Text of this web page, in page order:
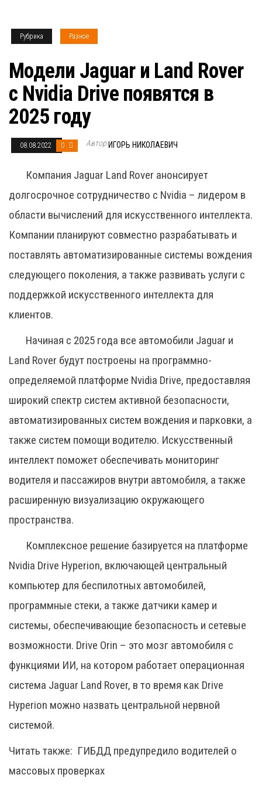
Рубрика Разное
Модели Jaguar и Land Rover
с Nvidia Drive появятся в
2025 году
08.08.2022 0 Автор ИГОРЬ НИКОЛАЕВИЧ
Компания Jaguar Land Rover анонсирует
долгосрочное сотрудничество с Nvidia – лидером в
области вычислений для искусственного интеллекта.
Компании планируют совместно разрабатывать и
поставлять автоматизированные системы вождения
следующего поколения, а также развивать услуги с
поддержкой искусственного интеллекта для
клиентов.
Начиная с 2025 года все автомобили Jaguar и
Land Rover будут построены на программно-
определяемой платформе Nvidia Drive, предоставляя
широкий спектр систем активной безопасности,
автоматизированных систем вождения и парковки, а
также систем помощи водителю. Искусственный
интеллект поможет обеспечивать мониторинг
водителя и пассажиров внутри автомобиля, а также
расширенную визуализацию окружающего
пространства.
Комплексное решение базируется на платформе
Nvidia Drive Hyperion, включающей центральный
компьютер для беспилотных автомобилей,
программные стеки, а также датчики камер и
системы, обеспечивающие безопасность и сетевые
возможности. Drive Orin – это мозг автомобиля с
функциями ИИ, на котором работает операционная
система Jaguar Land Rover, в то время как Drive
Hyperion можно назвать центральной нервной
системой.
Читать также: ГИБДД предупредило водителей о
массовых проверках